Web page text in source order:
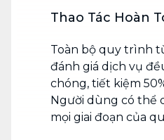
Thao Tác Hoàn
Toàn bộ quy trình
đánh giá dịch vụ
chóng, tiết kiệm
Người dùng có thể
mọi giai đoạn của